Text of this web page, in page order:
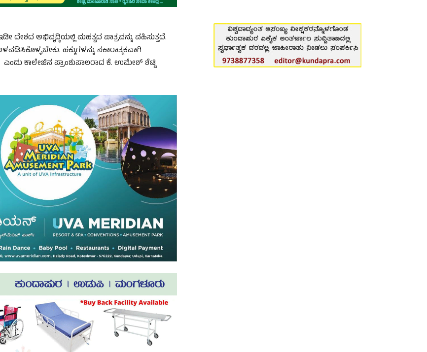
ದೇಶದ ಅಭಿವೃದ್ಧಿಯಲ್ಲಿ ಮಹತ್ವದ ಪಾತ್ರವನ್ನು ವಹಿಸುತ್ತದೆ.
ಹಕ್ಕುಗಳನ್ನು ನಕಾರಾತ್ಮಕವಾಗಿ
ಎಂದು ಕಾಲೇಜಿನ ಪ್ರಾಂಶುಪಾಲರಾದ ಕೆ. ಉಮೇಶ್ ಶೆಟ್ಟಿ